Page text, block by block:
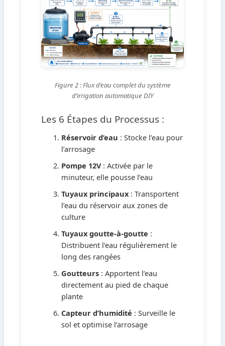
Figure 2 : Flux d’eau complet du système
d’irrigation automatique DIY
Les 6 Étapes du Processus :
Réservoir d’eau : Stocke l’eau pour
l’arrosage
Pompe 12V: Activée par le
minuteur, elle pousse l’eau
Tuyaux principaux : Transportent
l’eau du réservoir aux zones de
culture
Tuyaux goutte-à-goutte :
Distribuent l’eau régulièrement le
long des rangées
Goutteurs : Apportent l’eau
directement au pied de chaque
plante
Capteur d’humidité : Surveille le
sol et optimise l’arrosage